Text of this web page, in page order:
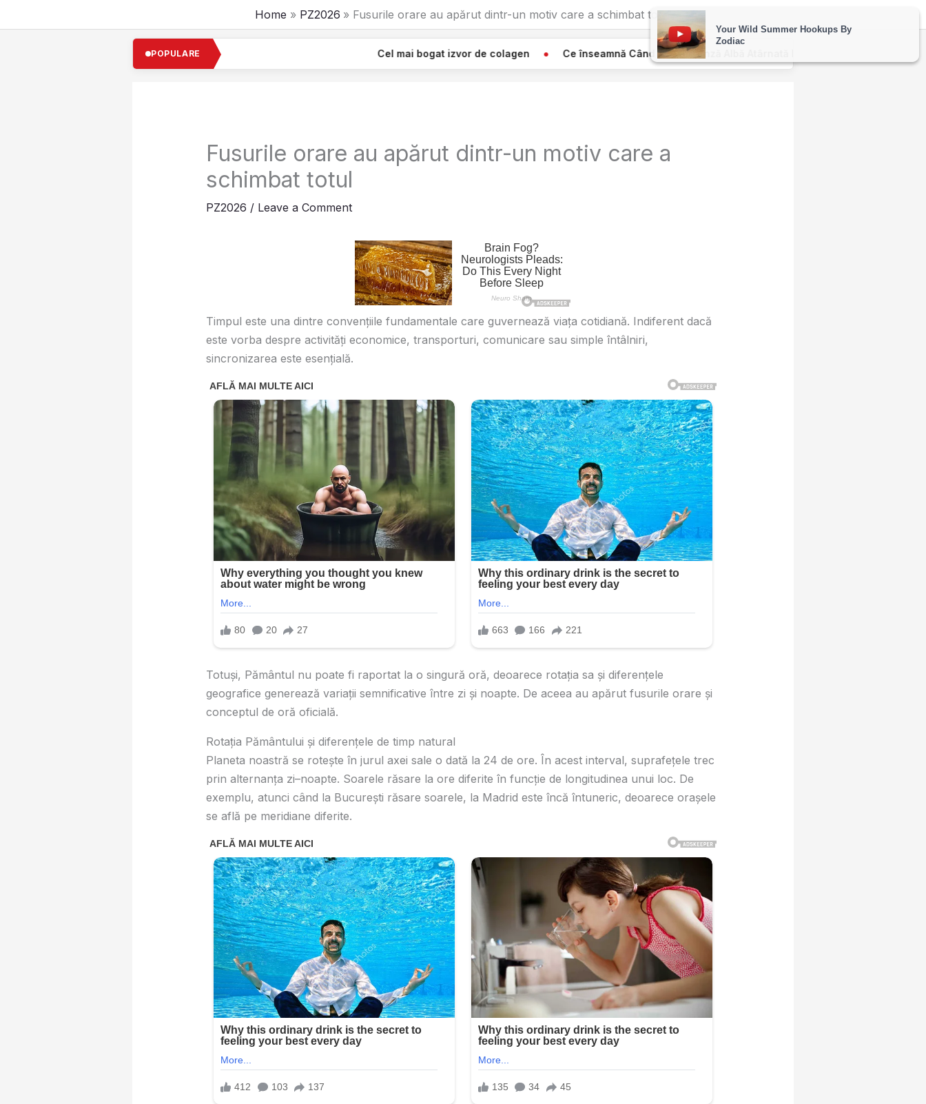
to
Home PZ2026 Fusurile orare au apărut dintr-un motiv care a schimbat totul
POPULARE Cel mai bogat izvor de colagen Ce înseamnă Când Vezi O Pânză Albă Atârnată De Geamul Unei Mașini. Semnalul…
Fusurile orare au apărut dintr-un motiv care a
schimbat totul
PZ2026 / Leave a Comment
Timpul este una dintre convențiile fundamentale care guvernează viața cotidiană. Indiferent dacă
este vorba despre activități economice, transporturi, comunicare sau simple întâlniri,
sincronizarea este esențială.
Totuși, Pământul nu poate fi raportat la o singură oră, deoarece rotația sa și diferențele
geografice generează variații semnificative între zi și noapte. De aceea au apărut fusurile orare și
conceptul de oră oficială.
Rotația Pământului și diferențele de timp natural
Planeta noastră se rotește în jurul axei sale o dată la 24 de ore. În acest interval, suprafețele trec
prin alternanța zi–noapte. Soarele răsare la ore diferite în funcție de longitudinea unui loc. De
exemplu, atunci când la București răsare soarele, la Madrid este încă întuneric, deoarece orașele
se află pe meridiane diferite.